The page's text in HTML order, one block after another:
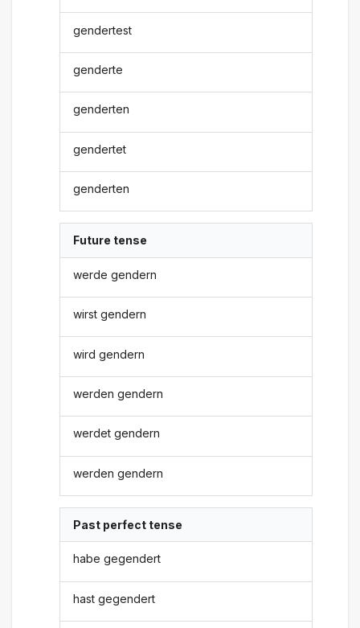
gendertest
genderte
genderten
gendertet
genderten
Future tense
werde gendern
wirst gendern
wird gendern
werden gendern
werdet gendern
werden gendern
Past perfect tense
habe gegendert
hast gegendert